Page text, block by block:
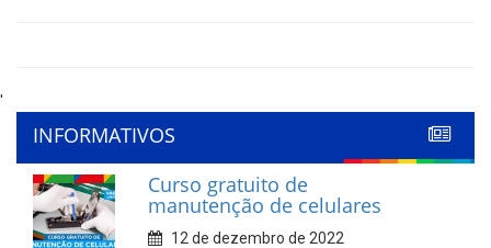
'
INFORMATIVOS
Curso gratuito de
manutenção de celulares
12 de dezembro de 2022